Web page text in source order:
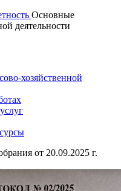
Основные
деятельности
хозяйственной
от 20.09.2025 г.